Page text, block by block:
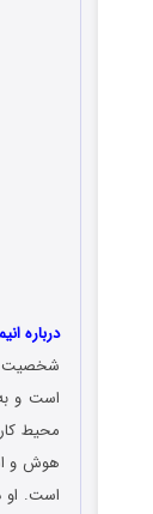
درباره
شخصیت
است و
محیط
هوش و
است. او